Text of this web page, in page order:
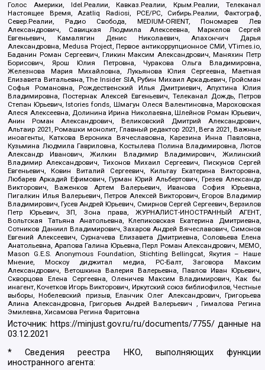
Голос Америки, Idel.Реалии, Кавказ.Реалии, Крым.Реалии, Телеканал
Настоящее Время, Azatliq Radiosi, PCE/PC, Сибирь.Реалии, Фактограф,
Север.Реалии, Радио Свобода, MEDIUM-ORIENT, Пономарев Лев
Александрович, Савицкая Людмила Алексеевна, Маркелов Сергей
Евгеньевич, Камалягин Денис Николаевич, Апахончич Дарья
Александровна, Medusa Project, Первое антикоррупционное СМИ, VTimes.io,
Баданин Роман Сергеевич, Гликин Максим Александрович, Маняхин Петр
Борисович, Ярош Юлия Петровна, Чуракова Ольга Владимировна,
Железнова Мария Михайловна, Лукьянова Юлия Сергеевна, Маетная
Елизавета Витальевна, The Insider SIA, Рубин Михаил Аркадьевич, Гройсман
Софья Романовна, Рождественский Илья Дмитриевич, Апухтина Юлия
Владимировна, Постернак Алексей Евгеньевич, Телеканал Дождь, Петров
Степан Юрьевич, Istories fonds, Шмагун Олеся Валентиновна, Мароховская
Алеся Алексеевна, Долинина Ирина Николаевна, Шлейнов Роман Юрьевич,
Анин Роман Александрович, Великовский Дмитрий Александрович,
Альтаир 2021, Ромашки монолит, Главный редактор 2021, Вега 2021, Важные
иноагенты, Каткова Вероника Вячеславовна, Карезина Инна Павловна,
Кузьмина Людмила Гавриловна, Костылева Полина Владимировна, Лютов
Александр Иванович, Жилкин Владимир Владимирович, Жилинский
Владимир Александрович, Тихонов Михаил Сергеевич, Пискунов Сергей
Евгеньевич, Ковин Виталий Сергеевич, Кильтау Екатерина Викторовна,
Любарев Аркадий Ефимович, Гурман Юрий Альбертович, Грезев Александр
Викторович, Важенков Артем Валерьевич, Иванова София Юрьевна,
Пигалкин Илья Валерьевич, Петров Алексей Викторович, Егоров Владимир
Владимирович, Гусев Андрей Юрьевич, Смирнов Сергей Сергеевич, Верзилов
Петр Юрьевич, ЗП, Зона права, ЖУРНАЛИСТ-ИНОСТРАННЫЙ АГЕНТ,
Вольтская Татьяна Анатольевна, Клепиковская Екатерина Дмитриевна,
Сотников Даниил Владимирович, Захаров Андрей Вячеславович, Симонов
Евгений Алексеевич, Сурначева Елизавета Дмитриевна, Соловьева Елена
Анатольевна, Арапова Галина Юрьевна, Перл Роман Александрович, МЕМО,
Mason G.E.S. Anonymous Foundation, Stichting Bellingcat, Якутия – Наше
Мнение, Москоу диджитал медиа, РС-Балт, Заговора Максим
Александрович, Ветошкина Валерия Валерьевна, Павлов Иван Юрьевич,
Скворцова Елена Сергеевна, Оленичев Максим Владимирович, Как бы
инагент, Кочетков Игорь Викторович, Иркутский союз библиофилов, Честные
выборы, Нобелевский призыв, Еланчик Олег Александрович, Григорьева
Алина Александровна, Григорьев Андрей Валерьевич , Гималова Регина
Эмилевна, Хисамова Регина Фаритовна
Источник: https://minjust.gov.ru/ru/documents/7755/ данные на
03.12.2021
* Сведения реестра НКО, выполняющих функции
иностранного агента: